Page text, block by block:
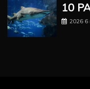
10
2026